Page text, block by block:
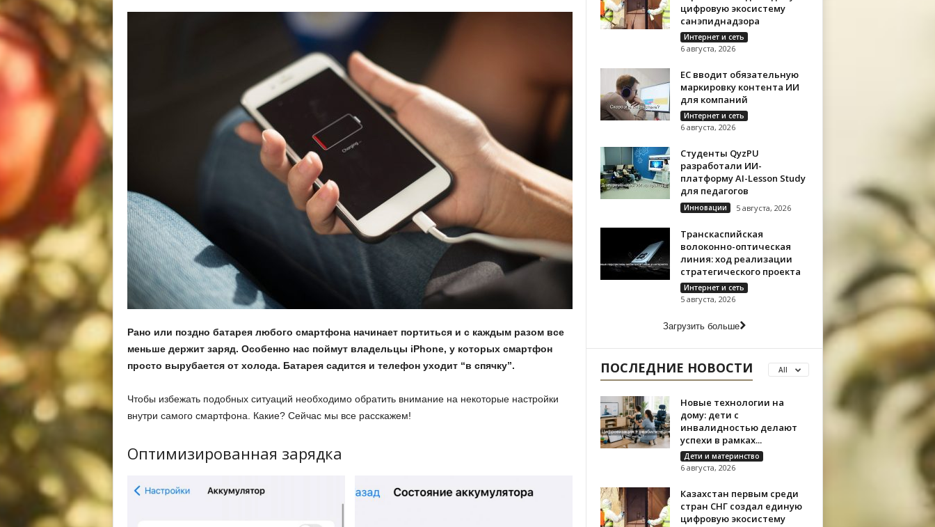
Рано или поздно батарея любого смартфона начинает портиться и с каждым разом все
меньше держит заряд. Особенно нас поймут владельцы iPhone, у которых смартфон
просто вырубается от холода. Батарея садится и телефон уходит “в спячку”.
Чтобы избежать подобных ситуаций необходимо обратить внимание на некоторые настройки
внутри самого смартфона. Какие? Сейчас мы все расскажем!
Оптимизированная зарядка
цифровую экосистему
санэпиднадзора
Интернет и сеть
6 августа, 2026
ЕС вводит обязательную
маркировку контента ИИ
для компаний
Интернет и сеть
6 августа, 2026
Студенты QyzPU
разработали ИИ-
платформу AI-Lesson Study
для педагогов
Инновации 5 августа, 2026
Транскаспийская
волоконно-оптическая
линия: ход реализации
стратегического проекта
Интернет и сеть
5 августа, 2026
Загрузить больше
ПОСЛЕДНИЕ НОВОСТИ All
Новые технологии на
дому: дети с
инвалидностью делают
успехи в рамках...
Дети и материнство
6 августа, 2026
Казахстан первым среди
стран СНГ создал единую
цифровую экосистему